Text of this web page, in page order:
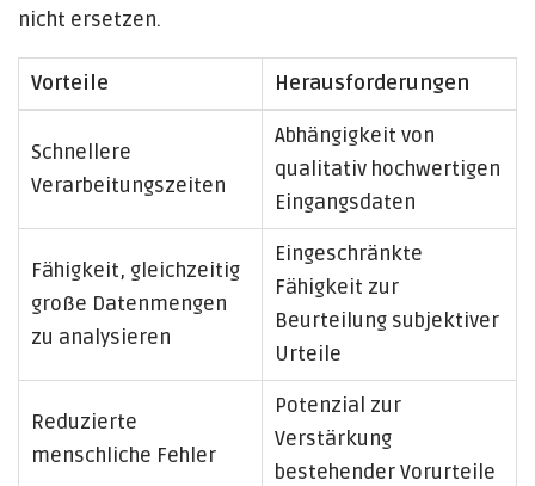
nicht ersetzen.
Vorteile Herausforderungen
Schnellere
Verarbeitungszeiten
Abhängigkeit von
qualitativ hochwertigen
Eingangsdaten
Fähigkeit, gleichzeitig
große Datenmengen
zu analysieren
Eingeschränkte
Fähigkeit zur
Beurteilung subjektiver
Urteile
Reduzierte
menschliche Fehler
Potenzial zur
Verstärkung
bestehender Vorurteile